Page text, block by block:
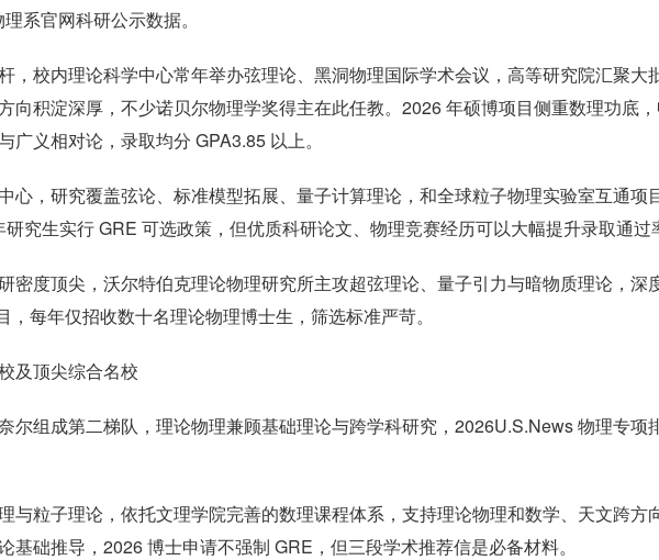
系官网科研公示数据。
，校内理论科学中心常年举办弦理论、黑洞物理国际学术会议，高等研究院汇聚大
向积淀深厚，不少诺贝尔物理学奖得主在此任教。2026 年硕博项目侧重数理功底
义相对论，录取均分 GPA3.85 以上。
心，研究覆盖弦论、标准模型拓展、量子计算理论，和全球粒子物理实验室互通项
究生实行 GRE 可选政策，但优质科研论文、物理竞赛经历可以大幅提升录取通过
密度顶尖，沃尔特伯克理论物理研究所主攻超弦理论、量子引力与暗物质理论，深
每年仅招收数十名理论物理博士生，筛选标准严苛。
及顶尖综合名校
尔组成第二梯队，理论物理兼顾基础理论与跨学科研究，2026U.S.News 物理专项
与粒子理论，依托文理学院完善的数理课程体系，支持理论物理和数学、天文跨方
基础推导，2026 博士申请不强制 GRE，但三段学术推荐信是必备材料。